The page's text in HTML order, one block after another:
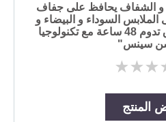
و الشفاف يحافظ على جفاف
الملابس السوداء و البيضاء و
يمنحك حماية ضد التعرق تدوم 48 ساعة مع تكنولوجيا
سينس"
لم
تقديم
أي
تقييمات
المنتج